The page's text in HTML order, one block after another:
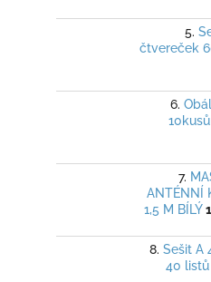
čtvereček
10kusů
ANTÉNNÍ
1,5 M BÍLÝ
Sešit A
40 listů